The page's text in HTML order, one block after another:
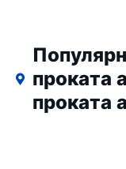
проката
проката